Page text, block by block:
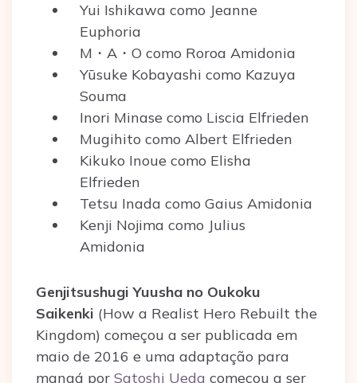
Yui Ishikawa como Jeanne
Euphoria
M・A・O como Roroa Amidonia
Yūsuke Kobayashi como Kazuya
Souma
Inori Minase como Liscia Elfrieden
Mugihito como Albert Elfrieden
Kikuko Inoue como Elisha
Elfrieden
Tetsu Inada como Gaius Amidonia
Kenji Nojima como Julius
Amidonia
Genjitsushugi Yuusha no Oukoku
Saikenki (How a Realist Hero Rebuilt the
Kingdom) começou a ser publicada em
maio de 2016 e uma adaptação para
mangá por Satoshi Ueda começou a ser